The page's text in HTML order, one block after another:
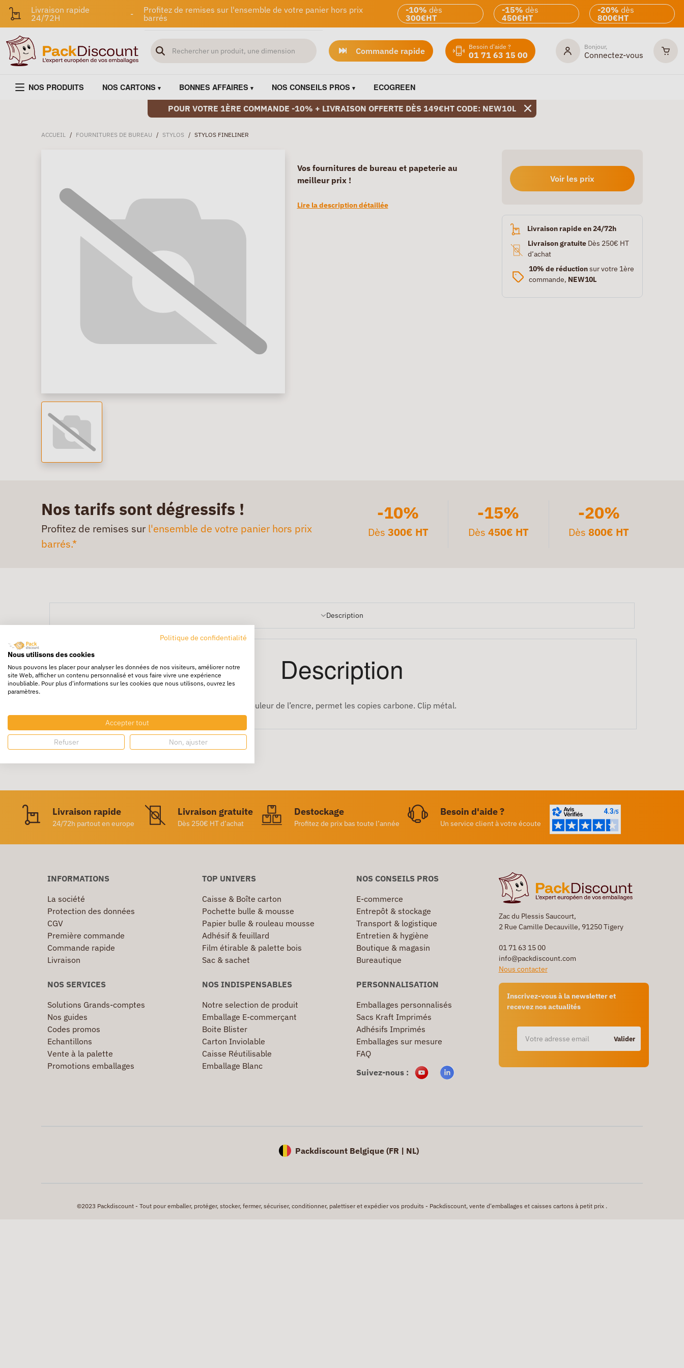
Livraison rapide
24/72H
-
Profitez de remises sur l'ensemble de votre panier hors prix
barrés
-10% dès
300€HT
-15% dès
450€HT
-20% dès
800€HT
Commande rapide Besoin d'aide ?
01 71 63 15 00
Bonjour,
Connectez-vous
NOS PRODUITS NOS CARTONS BONNES AFFAIRES NOS CONSEILS PROS ECOGREEN
POUR VOTRE 1ÈRE COMMANDE -10% + LIVRAISON OFFERTE DÈS 149€HT CODE: NEW10L
ACCUEIL / FOURNITURES DE BUREAU / STYLOS / STYLOS FINELINER
Vos fournitures de bureau et papeterie au
meilleur prix !
Lire la description détaillée
Voir les prix
Livraison rapide en 24/72h
Livraison gratuiteDès 250€ HT
d’achat
10% de réductionsur votre 1ère
commande, NEW10L
Nos tarifs sont dégressifs !
Profitez de remises sur l'ensemble de votre panier hors prix
barrés.*
-10%
Dès 300€ HT
-15%
Dès 450€ HT
-20%
Dès800€ HT
Description
Description
Pointe fine baguée métal. Corps et capuchon à la couleur de l’encre, permet les copies carbone. Clip métal.
Livraison rapide
24/72h partout en europe
Livraison gratuite
Dès 250€ HT d’achat
Destockage
Profitez de prix bas toute l’année
Besoin d'aide ?
Un service client à votre écoute
Zac du Plessis Saucourt,
2 Rue Camille Decauville, 91250 Tigery
01 71 63 15 00
info@packdiscount.com
Nous contacter
Inscrivez-vous à la newsletter et
recevez nos actualités
Valider
INFORMATIONS
La société
Protection des données
CGV
Première commande
Commande rapide
Livraison
TOP UNIVERS
Caisse & Boîte carton
Pochette bulle & mousse
Papier bulle & rouleau mousse
Adhésif & feuillard
Film étirable & palette bois
Sac & sachet
NOS CONSEILS PROS
E-commerce
Entrepôt & stockage
Transport & logistique
Entretien & hygiène
Boutique & magasin
Bureautique
NOS SERVICES
Solutions Grands-comptes
Nos guides
Codes promos
Echantillons
Vente à la palette
Promotions emballages
NOS INDISPENSABLES
Notre selection de produit
Emballage E-commerçant
Boite Blister
Carton Inviolable
Caisse Réutilisable
Emballage Blanc
PERSONNALISATION
Emballages personnalisés
Sacs Kraft Imprimés
Adhésifs Imprimés
Emballages sur mesure
FAQ
Suivez-nous :
Packdiscount Belgique (FR | NL)
©2023 Packdiscount - Tout pour emballer, protéger, stocker, fermer, sécuriser, conditionner, palettiser et expédier vos produits - Packdiscount, vente d'emballages et caisses cartons à petit prix .
Politique de confidentialité
Nous utilisons des cookies
Nous pouvons les placer pour analyser les données de nos visiteurs, améliorer notre
site Web, afficher un contenu personnalisé et vous faire vivre une expérience
inoubliable. Pour plus d'informations sur les cookies que nous utilisons, ouvrez les
paramètres.
Accepter tout
Refuser Non, ajuster